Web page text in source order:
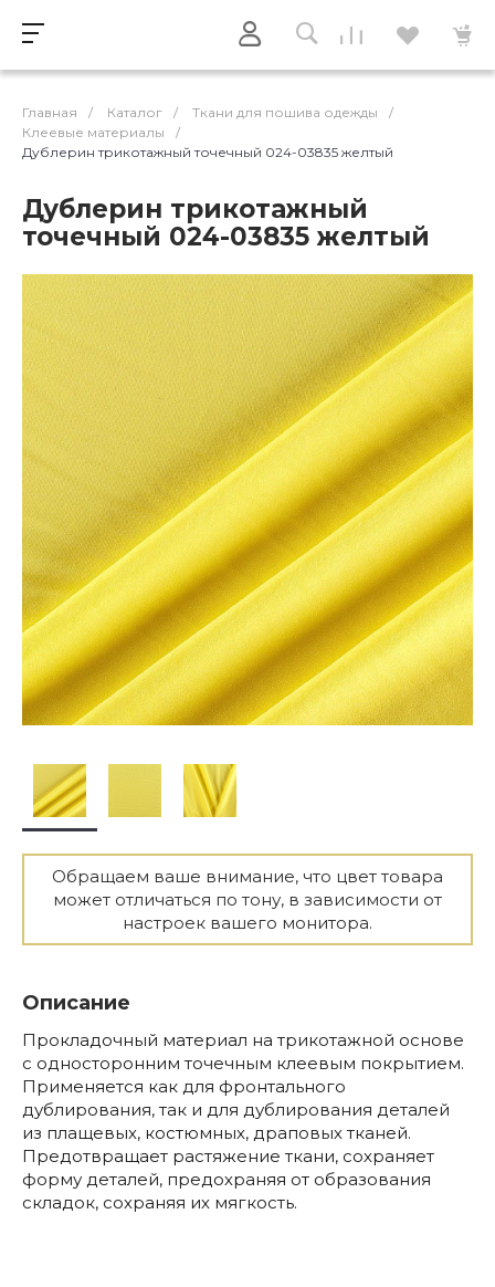
Главная / Каталог / Ткани для пошива одежды
/
Клеевые материалы
/
Дублерин трикотажный точечный 024-03835 желтый
Дублерин трикотажный
точечный 024-03835 желтый
Обращаем ваше внимание, что цвет товара
может отличаться по тону, в зависимости от
настроек вашего монитора.
Описание
Прокладочный материал на трикотажной основе
с односторонним точечным клеевым покрытием.
Применяется как для фронтального
дублирования, так и для дублирования деталей
из плащевых, костюмных, драповых тканей.
Предотвращает растяжение ткани, сохраняет
форму деталей, предохраняя от образования
складок, сохраняя их мягкость.